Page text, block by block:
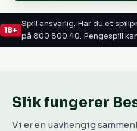
18+
Spill ansvarlig. Har du et
på 800 800 40. Pengespill
Slik fungerer
Vi er en uavhengig